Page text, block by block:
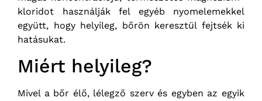
kloridot használják fel egyéb nyomelemekkel
együtt, hogy helyileg, bőrön keresztül fejtsék ki
hatásukat.
Miért helyileg?
Mivel a bőr élő, lélegző szerv és egyben az egyik